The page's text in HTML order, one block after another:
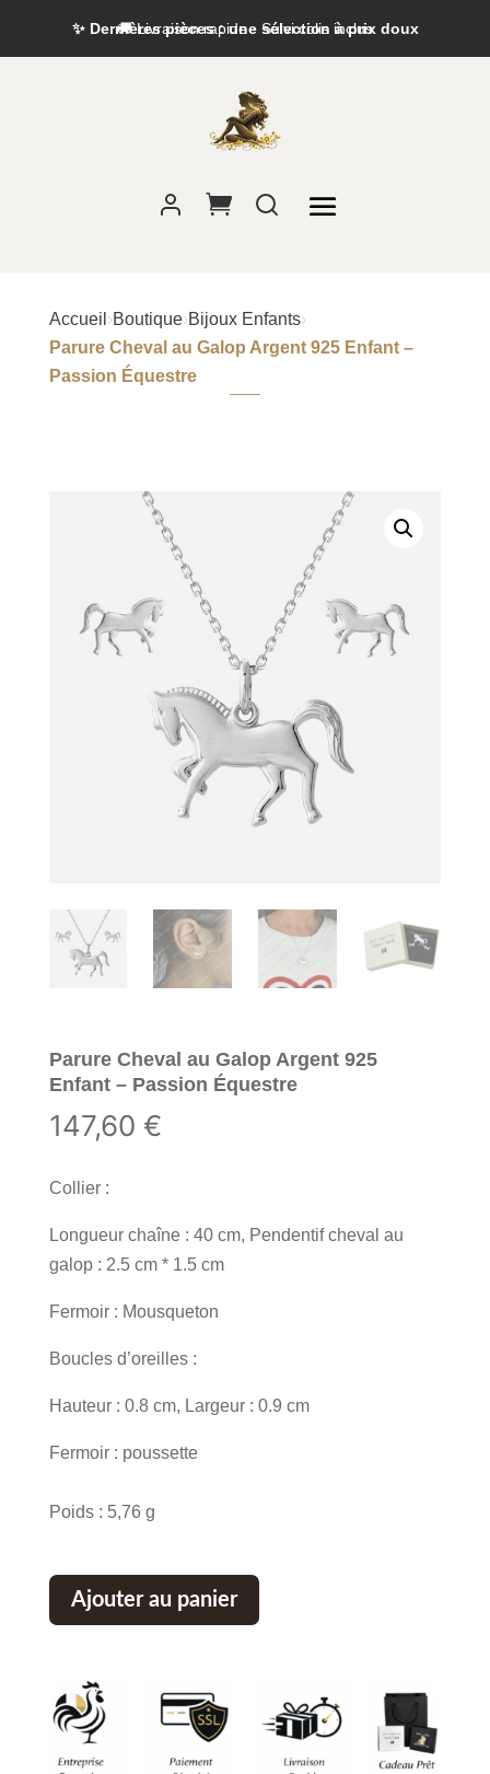
✨ Dernières pièces : une sélection à prix doux
Accueil ›Boutique›Bijoux Enfants›
Parure Cheval au Galop Argent 925 Enfant –
Passion Équestre
Parure Cheval au Galop Argent 925
Enfant – Passion Équestre
147,60 €
Collier :
Longueur chaîne : 40 cm, Pendentif cheval au
galop : 2.5 cm * 1.5 cm
Fermoir : Mousqueton
Boucles d’oreilles :
Hauteur : 0.8 cm, Largeur : 0.9 cm
Fermoir : poussette
Poids : 5,76 g
Ajouter au panier